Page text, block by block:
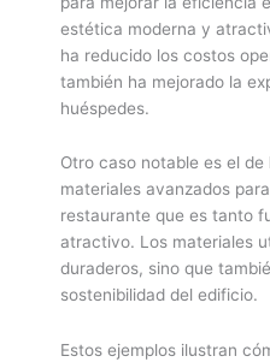
estética moderna y
ha reducido los costos
también ha mejorado la
huéspedes.
Otro caso notable es el de
materiales avanzados
restaurante que es tanto
atractivo. Los materiales
duraderos, sino que
sostenibilidad del edificio.
Estos ejemplos ilustran